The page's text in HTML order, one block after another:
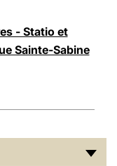
- Statio et
Sainte-Sabine